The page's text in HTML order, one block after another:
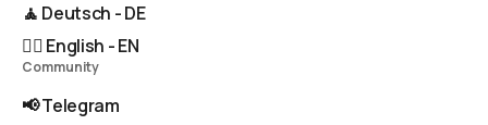
🧘 Deutsch - DE
🧘‍♂️ English - EN
Community
📢 Telegram